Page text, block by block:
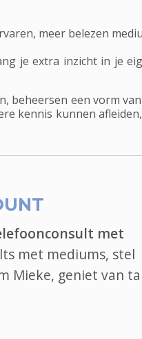
meer belezen
je extra inzicht in je
beheersen een vorm
kennis kunnen
met
met mediums, stel
Mieke, geniet van